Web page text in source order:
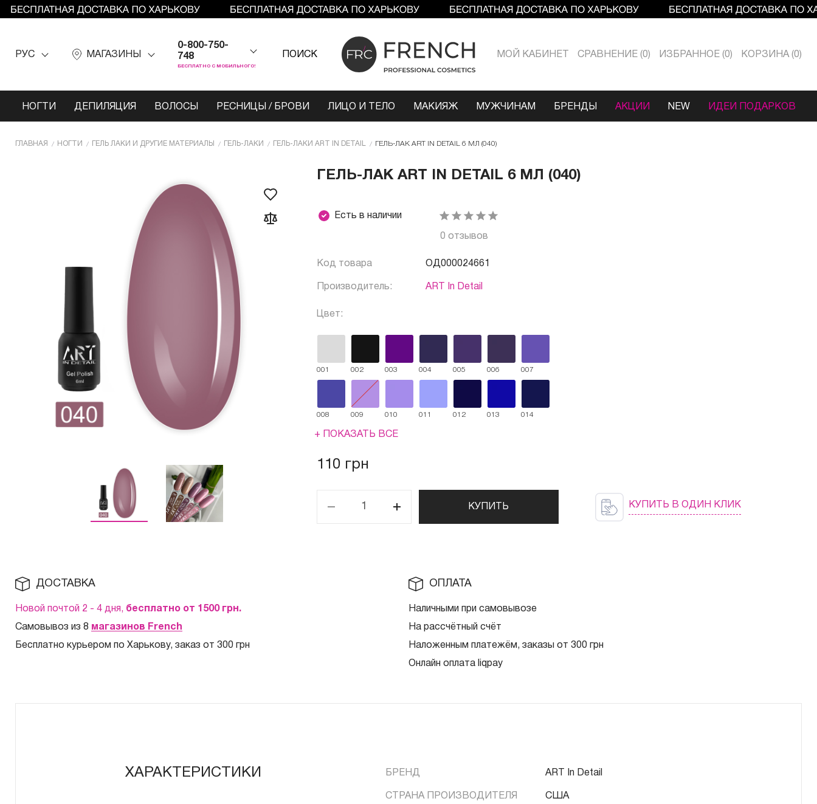
РУС МАГАЗИНЫ
0-800-750-
748
БЕСПЛАТНО С МОБИЛЬНОГО!
ПОИСК МОЙ КАБИНЕТ СРАВНЕНИЕ 0 ИЗБРАННОЕ 0 КОРЗИНА 0
НОГТИ ДЕПИЛЯЦИЯ ВОЛОСЫ РЕСНИЦЫ / БРОВИ ЛИЦО И ТЕЛО МАКИЯЖ МУЖЧИНАМ БРЕНДЫ АКЦИИ NEW ИДЕИ ПОДАРКОВ
ГЛАВНАЯ НОГТИ ГЕЛЬ ЛАКИ И ДРУГИЕ МАТЕРИАЛЫ ГЕЛЬ-ЛАКИ ГЕЛЬ-ЛАКИ ART IN DETAIL ГЕЛЬ-ЛАК ART IN DETAIL 6 МЛ (040)
ГЕЛЬ-ЛАК ART IN DETAIL 6 МЛ (040)
Есть в наличии
0 отзывов
Код товара ОД000024661
Производитель: ART In Detail
Цвет:
001 002 003 004 005 006 007
008 009 010 011 012 013 014
+ ПОКАЗАТЬ ВСЕ
110 грн
КУПИТЬ КУПИТЬ В ОДИН КЛИК
ДОСТАВКА
Новой почтой 2 - 4 дня, бесплатно от 1500 грн.
Самовывоз из 8 магазинов French
Бесплатно курьером по Харькову, заказ от 300 грн
ОПЛАТА
Наличными при самовывозе
На рассчётный счёт
Наложенным платежём, заказы от 300 грн
Онлайн оплата liqpay
ХАРАКТЕРИСТИКИ БРЕНД ART In Detail
СТРАНА ПРОИЗВОДИТЕЛЯ США